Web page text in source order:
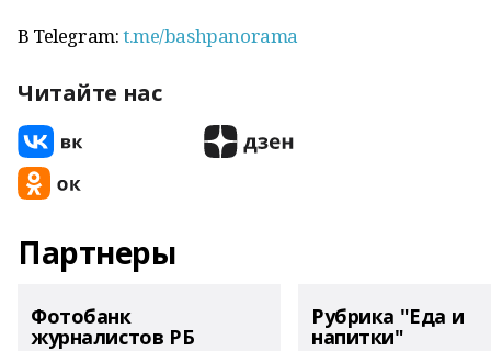
В Telegram:t.me/bashpanorama
Читайте нас
Партнеры
Фотобанк
журналистов РБ
Рубрика "Еда и
напитки"